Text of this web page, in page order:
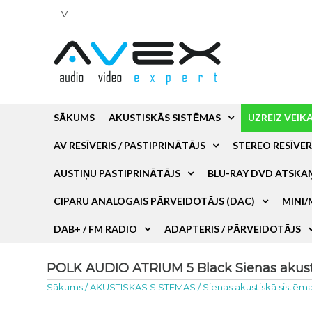
LV
SĀKUMS AKUSTISKĀS SISTĒMAS UZREIZ
AV RESĪVERIS / PASTIPRINĀTĀJS STEREO
AUSTIŅU PASTIPRINĀTĀJS BLU-RAY DVD
CIPARU ANALOGAIS PĀRVEIDOTĀJS (DAC) MINI/
DAB+ / FM RADIO ADAPTERIS / PĀRVEIDOTĀJS
POLK AUDIO ATRIUM 5 Black Sienas
Sākums/AKUSTISKĀS SISTĒMAS /Sienas akustiskā